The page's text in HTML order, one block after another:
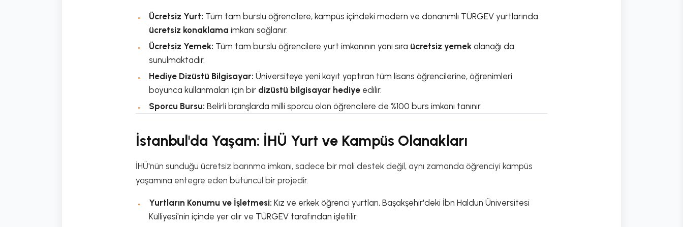
Ücretsiz Yurt: Tüm tam burslu öğrencilere, kampüs içindeki modern ve donanımlı TÜRGEV yurtlarında
ücretsiz konaklama imkanı sağlanır.
Ücretsiz Yemek: Tüm tam burslu öğrencilere yurt imkanının yanı sıra ücretsiz yemekolanağı da
sunulmaktadır.
Hediye Dizüstü Bilgisayar: Üniversiteye yeni kayıt yaptıran tüm lisans öğrencilerine, öğrenimleri
boyunca kullanmaları için bir dizüstü bilgisayar hediyeedilir.
Sporcu Bursu: Belirli branşlarda milli sporcu olan öğrencilere de %100 burs imkanı tanınır.
İstanbul'da Yaşam: İHÜ Yurt ve Kampüs Olanakları
İHÜ'nün sunduğu ücretsiz barınma imkanı, sadece bir mali destek değil, aynı zamanda öğrenciyi kampüs
yaşamına entegre eden bütüncül bir projedir.
Yurtların Konumu ve İşletmesi: Kız ve erkek öğrenci yurtları, Başakşehir'deki İbn Haldun Üniversitesi
Külliyesi'nin içinde yer alır ve TÜRGEV tarafından işletilir.